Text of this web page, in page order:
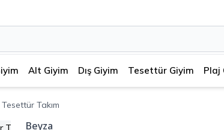
Alt Giyim Dış Giyim Tesettür Giyim Plaj
Takım